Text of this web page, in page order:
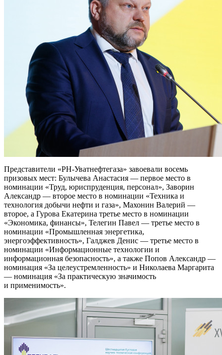
Представители «РН-Уватнефтегаза» завоевали восемь
призовых мест: Булычева Анастасия — первое место в
номинации «Труд, юриспруденция, персонал», Заворин
Александр — второе место в номинации «Техника и
технология добычи нефти и газа», Махонин Валерий —
второе, а Гурова Екатерина третье место в номинации
«Экономика, финансы», Телегин Павел — третье место в
номинации «Промышленная энергетика,
энергоэффективность», Галджев Денис — третье место в
номинации «Информационные технологии и
информационная безопасность», а также Попов Александр —
номинация «За целеустремленность» и Николаева Маргарита
— номинация «За практическую значимость
и применимость».